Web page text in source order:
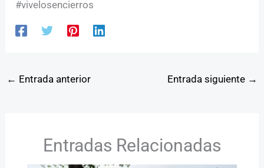
#vivelosencierros
← Entrada anterior Entrada siguiente →
Entradas Relacionadas